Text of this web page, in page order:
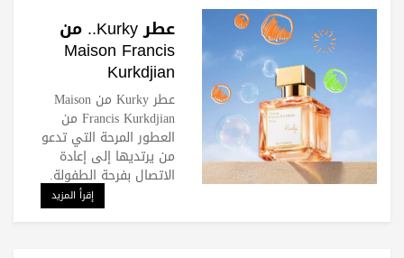
عطر Kurky.. من
Maison Francis
Kurkdjian
عطر Kurky من Maison
Francis Kurkdjian من
العطور المرحة التي تدعو
من يرتديها إلى إعادة
الاتصال بفرحة الطفولة.
إقرأ المزيد